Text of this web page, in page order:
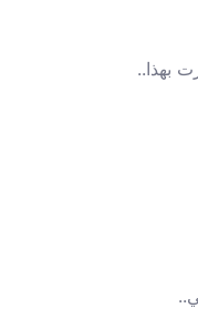
بهذا..